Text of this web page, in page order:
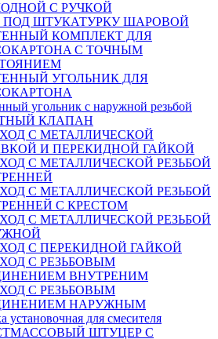
С РУЧКОЙ
ПОД ШТУКАТУРКУ ШАРОВОЙ
КОМПЛЕКТ ДЛЯ
С ТОЧНЫМ
УГОЛЬНИК ДЛЯ
угольник с наружной резьбой
КЛАПАН
С МЕТАЛЛИЧЕСКОЙ
И ПЕРЕКИДНОЙ ГАЙКОЙ
С МЕТАЛЛИЧЕСКОЙ РЕЗЬБОЙ
С МЕТАЛЛИЧЕСКОЙ РЕЗЬБОЙ
С КРЕСТОМ
С МЕТАЛЛИЧЕСКОЙ РЕЗЬБОЙ
С ПЕРЕКИДНОЙ ГАЙКОЙ
С РЕЗЬБОВЫМ
ВНУТРЕНИМ
С РЕЗЬБОВЫМ
НАРУЖНЫМ
установочная для смесителя
ШТУЦЕР С